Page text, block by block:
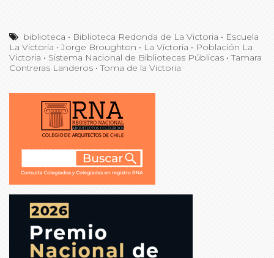
biblioteca • Biblioteca Redonda de La Victoria • Escuela
La Victoria •Jorge Broughton • La Victoria • Población La
Victoria • Sistema Nacional de Bibliotecas Públicas •Tamara
Contreras Landeros •Toma de la Victoria